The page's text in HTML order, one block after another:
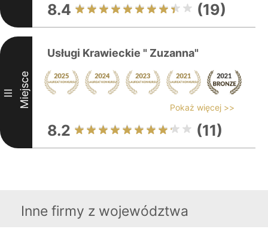
8.4 (19)
III Miejsce
Usługi Krawieckie " Zuzanna"
Pokaż więcej >>
8.2 (11)
Inne firmy z województwa